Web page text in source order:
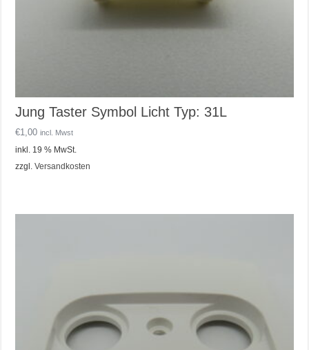
Jung Taster Symbol Licht Typ: 31L
€1,00 incl. Mwst
inkl. 19 % MwSt.
zzgl.Versandkosten